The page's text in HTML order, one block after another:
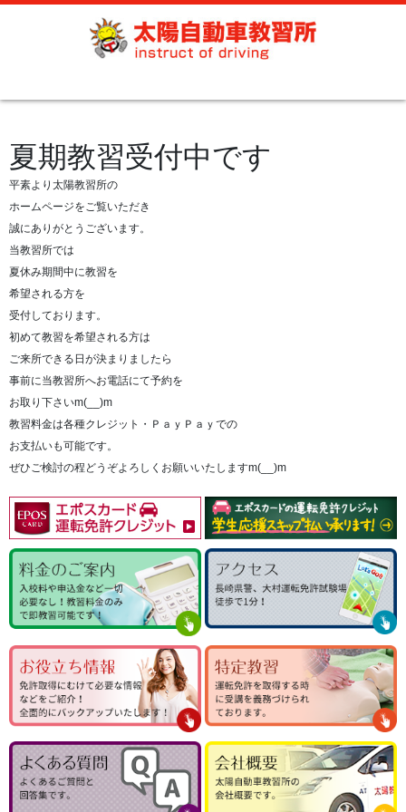
夏期教習受付中です
平素より太陽教習所の
ホームページをご覧いただき
誠にありがとうございます。
当教習所では
夏休み期間中に教習を
希望される方を
受付しております。
初めて教習を希望される方は
ご来所できる日が決まりましたら
事前に当教習所へお電話にて予約を
お取り下さいm(__)m
教習料金は各種クレジット・ＰａｙＰａｙでの
お支払いも可能です。
ぜひご検討の程どうぞよろしくお願いいたしますm(__)m